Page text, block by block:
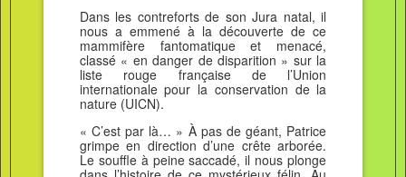
Dans les contreforts de son Jura natal, il
nous a emmené à la découverte de ce
mammifère fantomatique et menacé,
classé « en danger de disparition » sur la
liste rouge française de l’Union
internationale pour la conservation de la
nature (UICN).
« C’est par là… » À pas de géant, Patrice
grimpe en direction d’une crête arborée.
Le souffle à peine saccadé, il nous plonge